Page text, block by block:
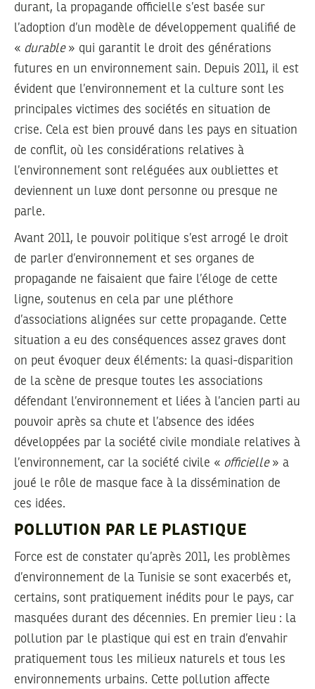
durant, la propagande officielle s’est basée sur
l’adoption d’un modèle de développement qualifié de
« durable» qui garantit le droit des générations
futures en un environnement sain. Depuis 2011, il est
évident que l’environnement et la culture sont les
principales victimes des sociétés en situation de
crise. Cela est bien prouvé dans les pays en situation
de conflit, où les considérations relatives à
l’environnement sont reléguées aux oubliettes et
deviennent un luxe dont personne ou presque ne
parle.
Avant 2011, le pouvoir politique s’est arrogé le droit
de parler d’environnement et ses organes de
propagande ne faisaient que faire l’éloge de cette
ligne, soutenus en cela par une pléthore
d’associations alignées sur cette propagande. Cette
situation a eu des conséquences assez graves dont
on peut évoquer deux éléments: la quasi-disparition
de la scène de presque toutes les associations
défendant l’environnement et liées à l’ancien parti au
pouvoir après sa chute et l’absence des idées
développées par la société civile mondiale relatives à
l’environnement, car la société civile « officielle» a
joué le rôle de masque face à la dissémination de
ces idées.
POLLUTION PAR LE PLASTIQUE
Force est de constater qu’après 2011, les problèmes
d’environnement de la Tunisie se sont exacerbés et,
certains, sont pratiquement inédits pour le pays, car
masquées durant des décennies. En premier lieu : la
pollution par le plastique qui est en train d’envahir
pratiquement tous les milieux naturels et tous les
environnements urbains. Cette pollution affecte